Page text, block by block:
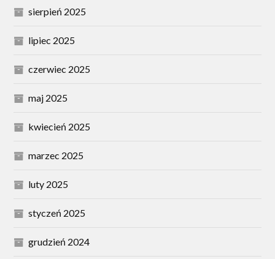
sierpień 2025
lipiec 2025
czerwiec 2025
maj 2025
kwiecień 2025
marzec 2025
luty 2025
styczeń 2025
grudzień 2024